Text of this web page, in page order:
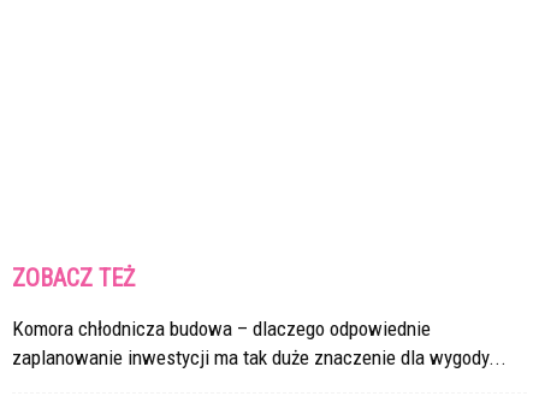
ZOBACZ TEŻ
Komora chłodnicza budowa – dlaczego odpowiednie
zaplanowanie inwestycji ma tak duże znaczenie dla wygody...